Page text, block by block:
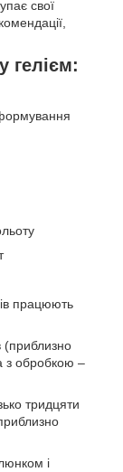
свої
гелієм:
працюють
(приблизно
з обробкою –
тридцяти
і